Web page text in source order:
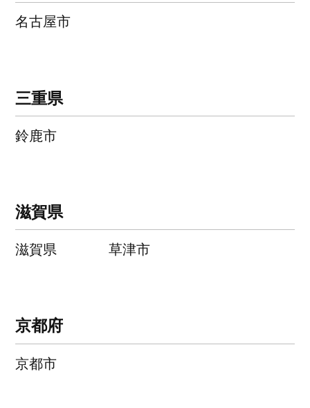
名古屋市
三重県
鈴鹿市
滋賀県
滋賀県 草津市
京都府
京都市